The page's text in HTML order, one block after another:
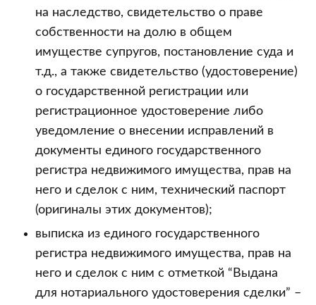
на наследство, свидетельство о праве
собственности на долю в общем
имуществе супругов, постановление суда и
т.д., а также свидетельство (удостоверение)
о государственной регистрации или
регистрационное удостоверение либо
уведомление о внесении исправлений в
документы единого государственного
регистра недвижимого имущества, прав на
него и сделок с ним, технический паспорт
(оригиналы этих документов);
выписка из единого государственного
регистра недвижимого имущества, прав на
него и сделок с ним с отметкой “Выдана
для нотариального удостоверения сделки” –